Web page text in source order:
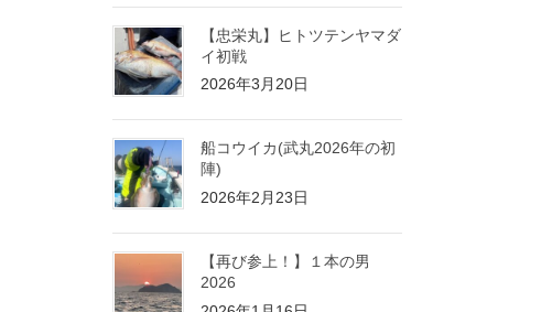
【忠栄丸】ヒトツテンヤマダ
イ初戦
2026年3月20日
船コウイカ(武丸2026年の初
陣)
2026年2月23日
【再び参上！】１本の男
2026